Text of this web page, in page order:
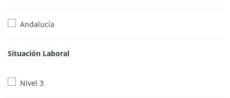
Andalucía
Situación Laboral
Nivel 3